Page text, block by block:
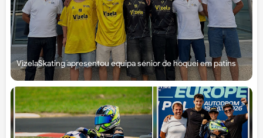
VizelaSkating apresentou equipa sénior de hóquei em patins